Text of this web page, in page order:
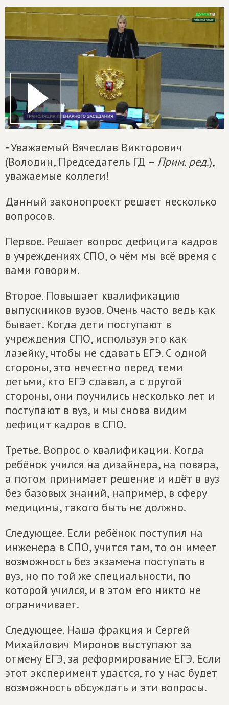
-Уважаемый Вячеслав Викторович
(Володин, Председатель ГД – Прим. ред.),
уважаемые коллеги!
Данный законопроект решает несколько
вопросов.
Первое. Решает вопрос дефицита кадров
в учреждениях СПО, о чём мы всё время с
вами говорим.
Второе. Повышает квалификацию
выпускников вузов. Очень часто ведь как
бывает. Когда дети поступают в
учреждения СПО, используя это как
лазейку, чтобы не сдавать ЕГЭ. С одной
стороны, это нечестно перед теми
детьми, кто ЕГЭ сдавал, а с другой
стороны, они поучились несколько лет и
поступают в вуз, и мы снова видим
дефицит кадров в СПО.
Третье. Вопрос о квалификации. Когда
ребёнок учился на дизайнера, на повара,
а потом принимает решение и идёт в вуз
без базовых знаний, например, в сферу
медицины, такого быть не должно.
Следующее. Если ребёнок поступил на
инженера в СПО, учится там, то он имеет
возможность без экзамена поступать в
вуз, но по той же специальности, по
которой учился, и в этом его никто не
ограничивает.
Следующее. Наша фракция и Сергей
Михайлович Миронов выступают за
отмену ЕГЭ, за реформирование ЕГЭ. Если
этот эксперимент удастся, то у нас будет
возможность обсуждать и эти вопросы.